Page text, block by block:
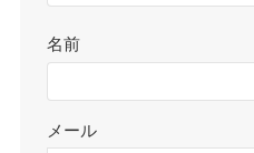
名前
メール